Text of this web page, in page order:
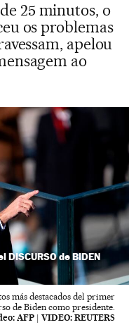
25 minutos, o
os problemas
apelou
ao
DISCURSO de BIDEN
más destacados del primer
de Biden como presidente.
AFP | VIDEO: REUTERS